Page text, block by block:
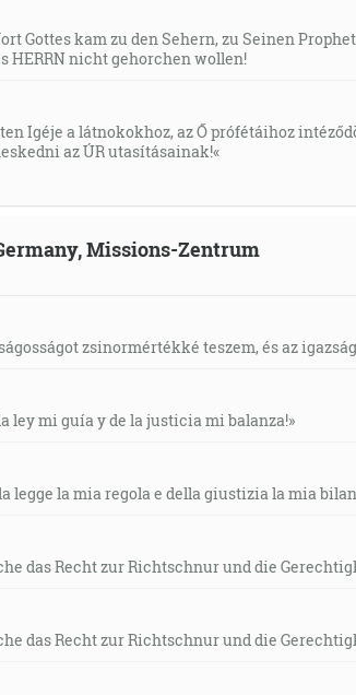
Gottes kam zu den Sehern, zu Seinen
HERRN nicht gehorchen wollen!
Igéje a látnokokhoz, az Ő prófétáihoz
az ÚR utasításainak!«
Missions-Zentrum
zsinormértékké teszem, és az
la ley mi guía y de la justicia mi balanza!»
legge la mia regola e della giustizia la mia
das Recht zur Richtschnur und die
das Recht zur Richtschnur und die